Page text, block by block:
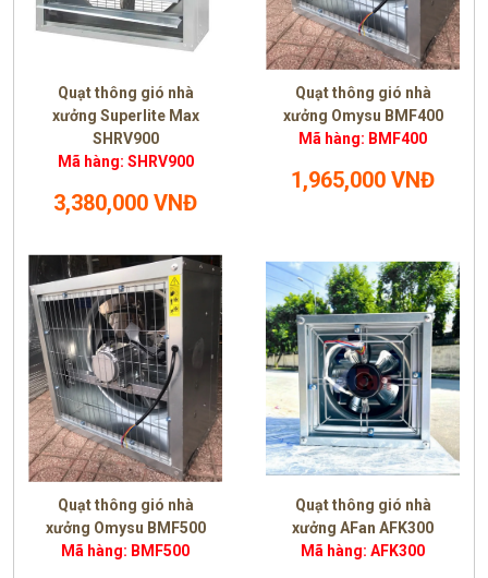
Quạt thông gió nhà
xưởng Superlite Max
SHRV900
Mã hàng: SHRV900
3,380,000 VNĐ
Quạt thông gió nhà
xưởng Omysu BMF400
Mã hàng: BMF400
1,965,000 VNĐ
Quạt thông gió nhà
xưởng Omysu BMF500
Mã hàng: BMF500
Quạt thông gió nhà
xưởng AFan AFK300
Mã hàng: AFK300